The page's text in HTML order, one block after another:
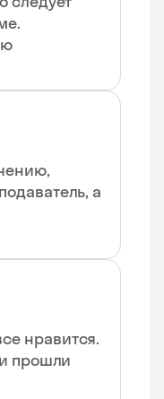
а
нравится.
прошли